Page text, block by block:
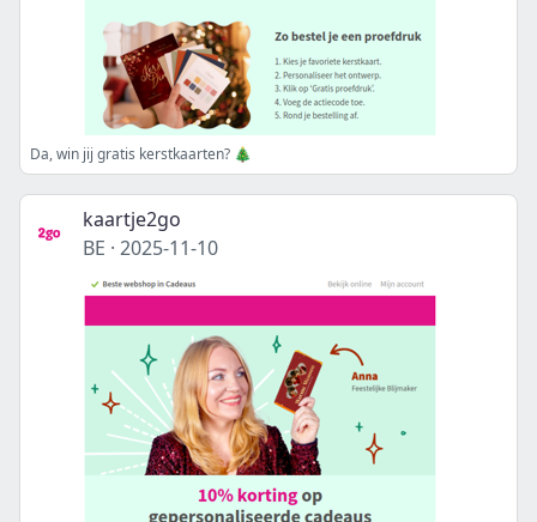
Da, win jij gratis kerstkaarten? 🎄
kaartje2go
BE · 2025-11-10